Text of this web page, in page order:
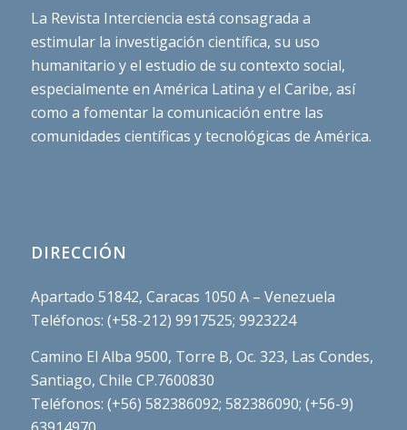
La Revista Interciencia está consagrada a
estimular la investigación científica, su uso
humanitario y el estudio de su contexto social,
especialmente en América Latina y el Caribe, así
como a fomentar la comunicación entre las
comunidades científicas y tecnológicas de América.
DIRECCIÓN
Apartado 51842, Caracas 1050 A – Venezuela
Teléfonos: (+58-212) 9917525; 9923224
Camino El Alba 9500, Torre B, Oc. 323, Las Condes,
Santiago, Chile CP.7600830
Teléfonos: (+56) 582386092; 582386090; (+56-9)